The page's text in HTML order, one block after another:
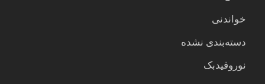
خواندنی
دسته‌بندی نشده
نوروفیدبک